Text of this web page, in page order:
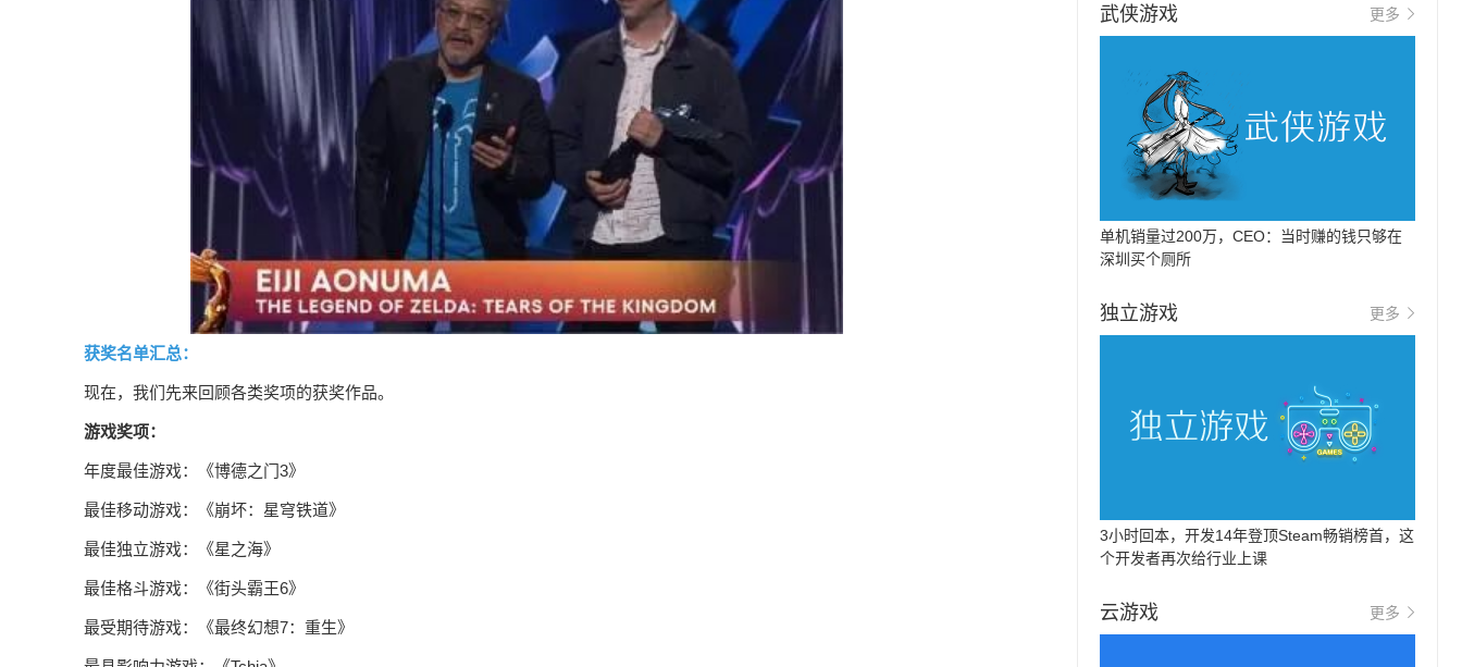
获奖名单汇总：
现在，我们先来回顾各类奖项的获奖作品。
游戏奖项：
年度最佳游戏：《博德之门3》
最佳移动游戏：《崩坏：星穹铁道》
最佳独立游戏：《星之海》
最佳格斗游戏：《街头霸王6》
最受期待游戏：《最终幻想7：重生》
武侠游戏 更多
单机销量过200万，CEO：当时赚的钱只够在
深圳买个厕所
独立游戏 更多
3小时回本，开发14年登顶Steam畅销榜首，这
个开发者再次给行业上课
云游戏 更多